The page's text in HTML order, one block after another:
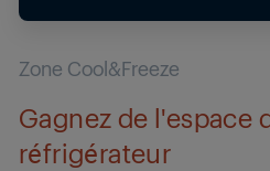
Zone Cool&Freeze
Gagnez de l'espace
réfrigérateur